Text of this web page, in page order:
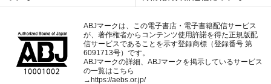
ABJマークは、この電子書店・電子書籍配信サービス
が、著作権者からコンテンツ使用許諾を得た正規版配
信サービスであることを示す登録商標（登録番号 第
6091713号）です。
ABJマークの詳細、ABJマークを掲示しているサービス
の一覧はこちら
→https://aebs.or.jp/